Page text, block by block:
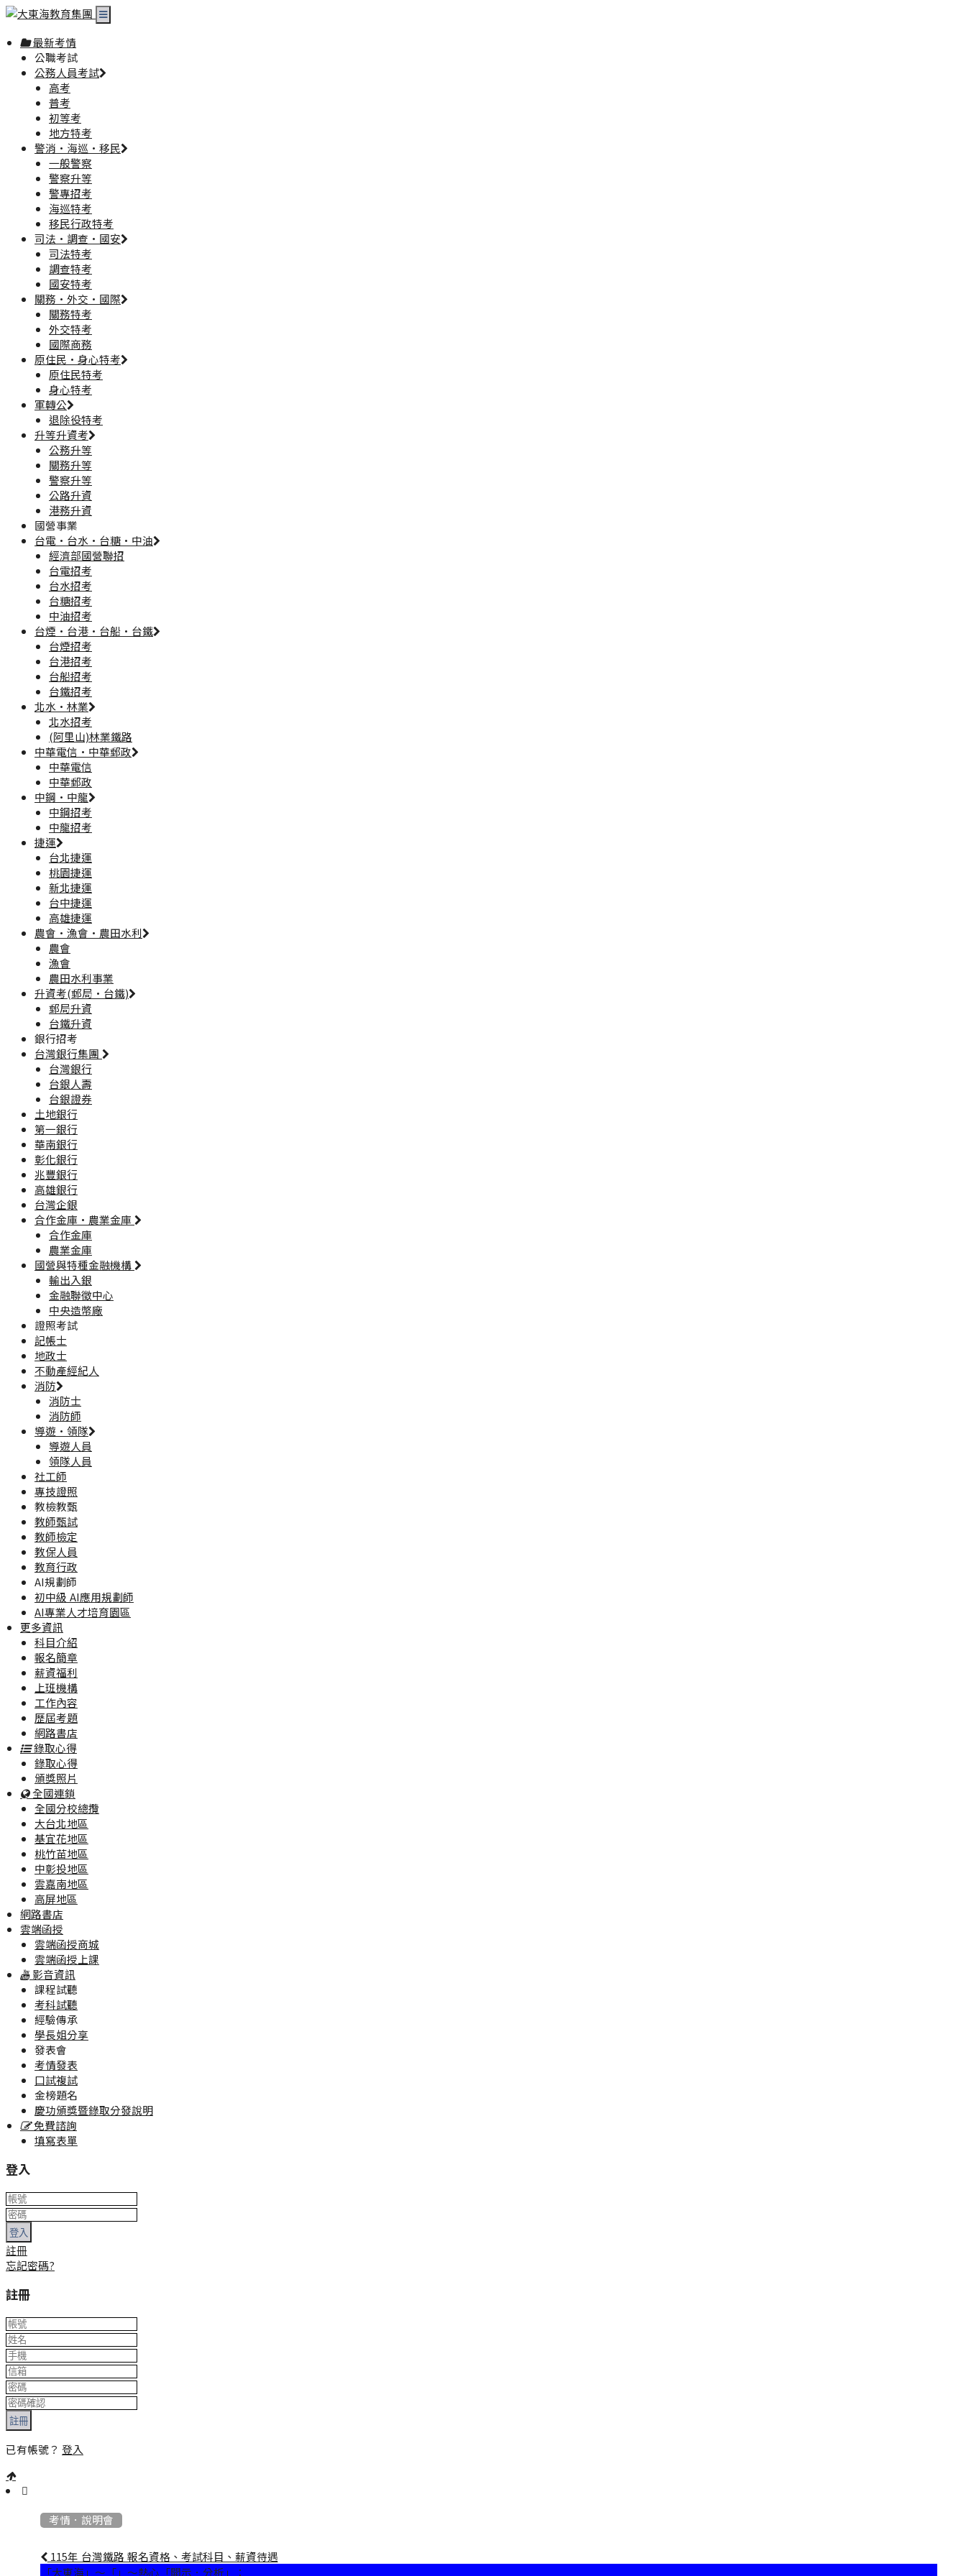
最新考情
公職考試
公務人員考試
高考
普考
初等考
地方特考
警消·海巡·移民
一般警察
警察升等
警專招考
海巡特考
移民行政特考
司法·調查·國安
司法特考
調查特考
國安特考
關務·外交·國際
關務特考
外交特考
國際商務
原住民·身心特考
原住民特考
身心特考
軍轉公
退除役特考
升等升資考
公務升等
關務升等
警察升等
公路升資
港務升資
國營事業
台電·台水·台糖·中油
經濟部國營聯招
台電招考
台水招考
台糖招考
中油招考
台煙·台港·台船·台鐵
台煙招考
台港招考
台船招考
台鐵招考
北水·林業
北水招考
(阿里山)林業鐵路
中華電信·中華郵政
中華電信
中華郵政
中鋼·中龍
中鋼招考
中龍招考
捷運
台北捷運
桃園捷運
新北捷運
台中捷運
高雄捷運
農會·漁會·農田水利
農會
漁會
農田水利事業
升資考(郵局·台鐵)
郵局升資
台鐵升資
銀行招考
台灣銀行集團
台灣銀行
台銀人壽
台銀證券
土地銀行
第一銀行
華南銀行
彰化銀行
兆豐銀行
高雄銀行
台灣企銀
合作金庫·農業金庫
合作金庫
農業金庫
國營與特種金融機構
輸出入銀
金融聯徵中心
中央造幣廠
證照考試
記帳士
地政士
不動產經紀人
消防
消防士
消防師
導遊·領隊
導遊人員
領隊人員
社工師
專技證照
教檢教甄
教師甄試
教師檢定
教保人員
教育行政
AI規劃師
初中級 AI應用規劃師
AI專業人才培育園區
更多資訊
科目介紹
報名簡章
薪資福利
上班機構
工作內容
歷屆考題
網路書店
錄取心得
錄取心得
頒獎照片
全國連鎖
全國分校總攬
大台北地區
基宜花地區
桃竹苗地區
中彰投地區
雲嘉南地區
高屏地區
網路書店
雲端函授
雲端函授商城
雲端函授上課
影音資訊
課程試聽
考科試聽
經驗傳承
學長姐分享
發表會
考情發表
口試複試
金榜題名
慶功頒獎暨錄取分發說明
免費諮詢
填寫表單
登入
登入
註冊
忘記密碼?
註冊
註冊
已有帳號？ 登入
::: 考情．說明會
115年 台灣鐵路 報名資格、考試科目、薪資待遇
「大東海」～「」～熱心「開示．分析」：